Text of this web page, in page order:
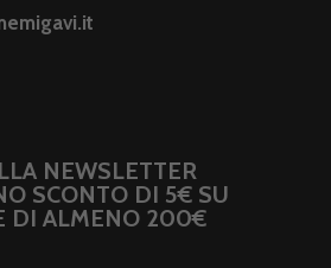
NEWSLETTER
SCONTO DI 5€ SU
DI ALMENO 200€